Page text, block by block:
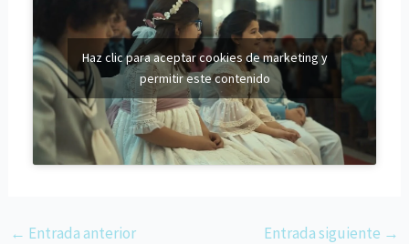
Haz clic para aceptar cookies de marketing y
permitir este contenido
← Entrada anterior Entrada siguiente →